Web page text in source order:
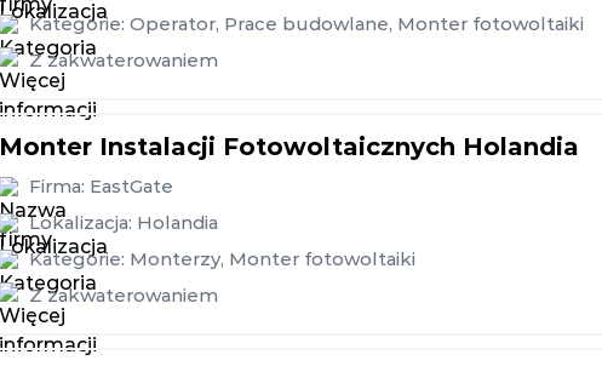
Kategorie: Operator, Prace budowlane, Monter fotowoltaiki
Z zakwaterowaniem
Monter Instalacji Fotowoltaicznych Holandia
Firma: EastGate
Lokalizacja: Holandia
Kategorie: Monterzy, Monter fotowoltaiki
Z zakwaterowaniem